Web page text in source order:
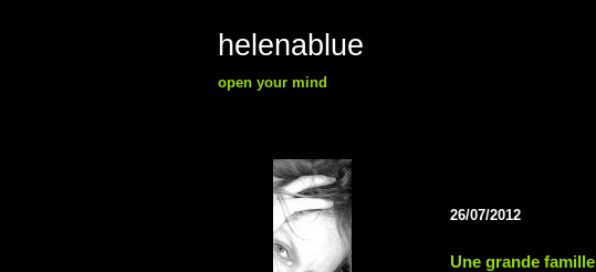
helenablue
open your mind
26/07/2012
Une grande famille